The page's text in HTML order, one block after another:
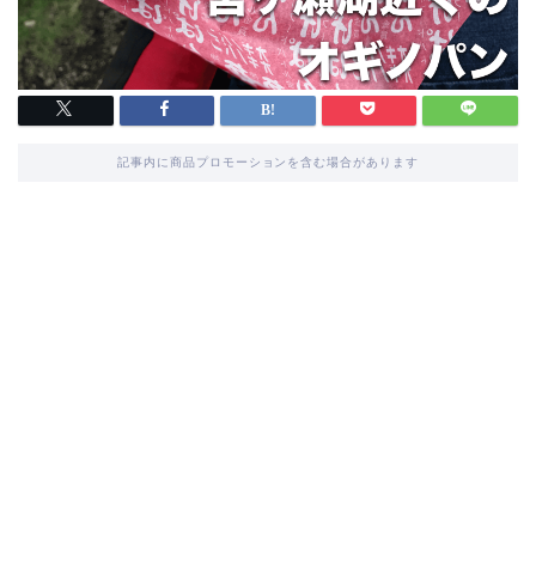
記事内に商品プロモーションを含む場合があります